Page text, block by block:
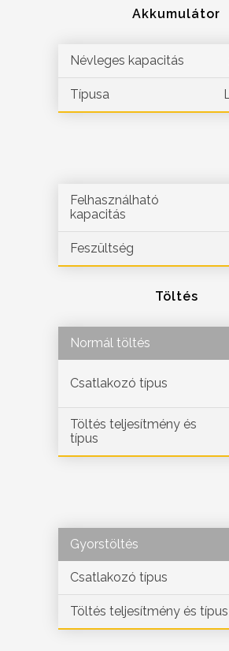
Akkumulátor
Névleges kapacitás
Típusa
Felhasználható
kapacitás
Feszültség
Töltés
Normál töltés
Csatlakozó típus
Töltés teljesítmény és
típus
Gyorstöltés
Csatlakozó típus
Töltés teljesítmény és típus